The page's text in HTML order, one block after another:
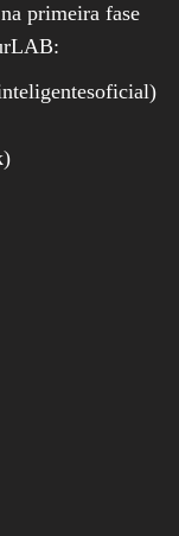
primeira fase